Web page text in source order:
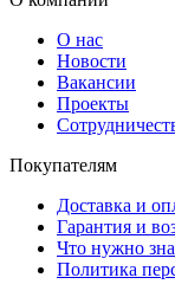
О нас
Новости
Вакансии
Проекты
Покупателям
Доставка и
Гарантия и
Что нужно
Политика